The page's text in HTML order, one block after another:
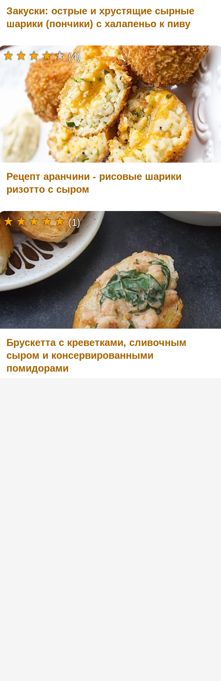
Закуски: острые и хрустящие сырные
шарики (пончики) с халапеньо к пиву
Рецепт аранчини - рисовые шарики
ризотто с сыром
(4)
Брускетта с креветками, сливочным
сыром и консервированными
помидорами
(1)